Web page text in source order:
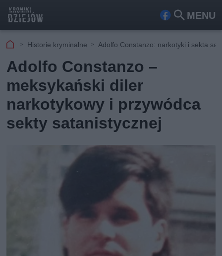
MENU
Fa
ook
Szu
kaj
Historie kryminalne Adolfo Constanzo: narkotyki i sekta
Adolfo Constanzo –
meksykański diler
narkotykowy i przywódca
sekty satanistycznej